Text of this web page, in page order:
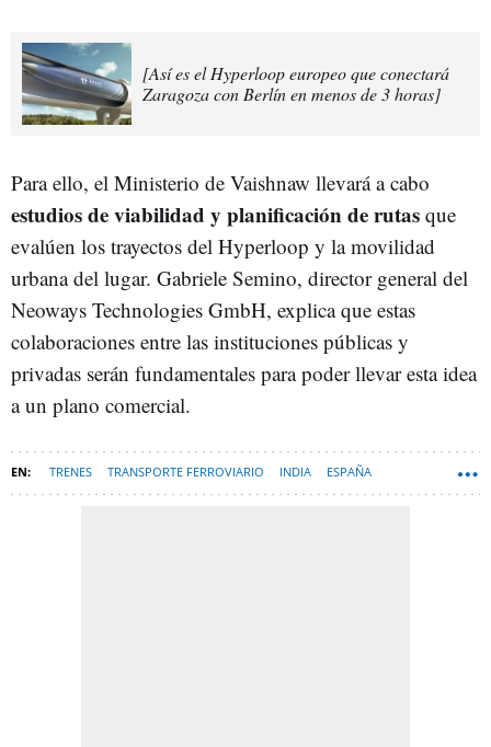
[Así es el Hyperloop europeo que conectará
Zaragoza con Berlín en menos de 3 horas]
Para ello, el Ministerio de Vaishnaw llevará a cabo
estudios de viabilidad y planificación de rutas que
evalúen los trayectos del Hyperloop y la movilidad
urbana del lugar. Gabriele Semino, director general del
Neoways Technologies GmbH, explica que estas
colaboraciones entre las instituciones públicas y
privadas serán fundamentales para poder llevar esta idea
a un plano comercial.
TRENES TRANSPORTE FERROVIARIO INDIA ESPAÑA